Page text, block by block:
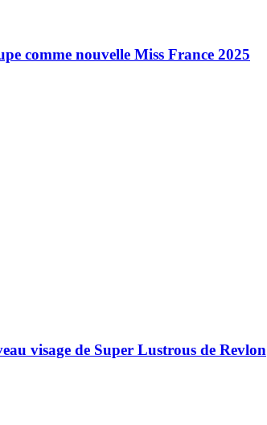
comme nouvelle Miss France 2025
visage de Super Lustrous de Revlon